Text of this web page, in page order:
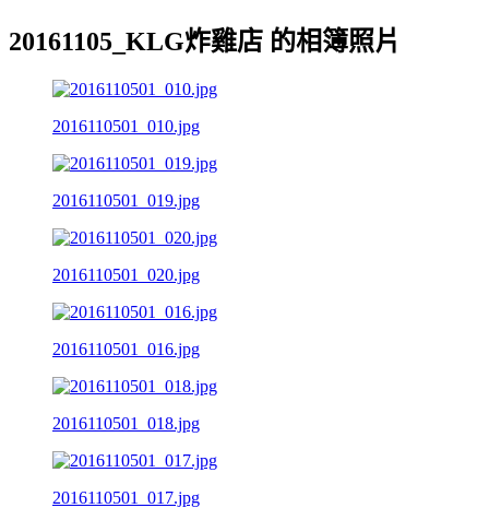
20161105_KLG炸雞店 的相簿照片
2016110501_010.jpg
2016110501_019.jpg
2016110501_020.jpg
2016110501_016.jpg
2016110501_018.jpg
2016110501_017.jpg